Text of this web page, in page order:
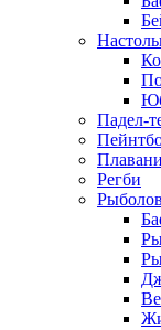
Падел-
Регби